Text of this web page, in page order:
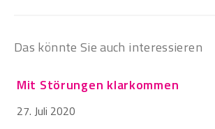
Das könnte Sie auch interessieren
Mit Störungen klarkommen
27. Juli 2020